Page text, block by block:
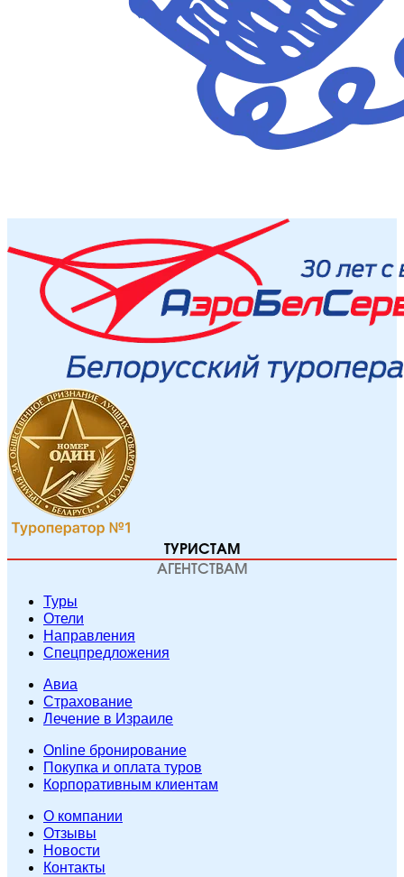
ТУРИСТАМ
АГЕНТСТВАМ
Туры
Отели
Направления
Спецпредложения
Авиа
Страхование
Лечение в Израиле
Online бронирование
Покупка и оплата туров
Корпоративным клиентам
O компании
Отзывы
Новости
Контакты